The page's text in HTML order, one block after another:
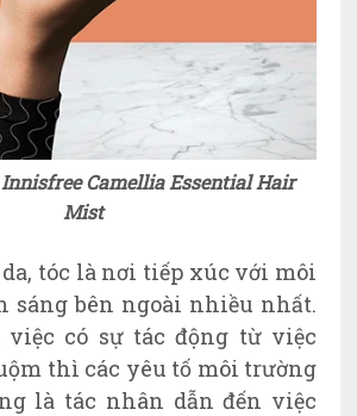
Innisfree Camellia Essential Hair
Mist
tóc là nơi tiếp xúc với môi
sáng bên ngoài nhiều nhất.
có sự tác động từ việc
thì các yêu tố môi trường
là tác nhân dẫn đến việc